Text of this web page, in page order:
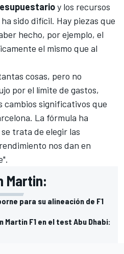
y los recursos
sido difícil. Hay piezas que
hecho, por ejemplo, el
el mismo que al
cosas, pero no
por el límite de gastos,
cambios significativos que
. La fórmula ha
trata de elegir las
nos dan en
Martin:
para su alineación de F1
F1 en el test Abu Dhabi: